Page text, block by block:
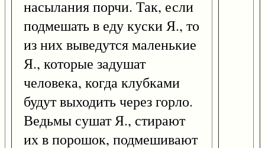
насылания порчи. Так, если
подмешать в еду куски Я., то
из них выведутся маленькие
Я., которые задушат
человека, когда клубками
будут выходить через горло.
Ведьмы сушат Я., стирают
их в порошок, подмешивают